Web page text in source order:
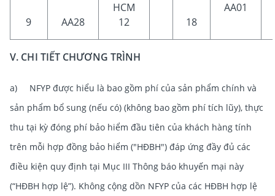
9 AA28
HCM
12
18
AA01
V. CHI TIẾT CHƯƠNG TRÌNH
a) NFYP được hiểu là bao gồm phí của sản phẩm chính và
sản phẩm bổ sung (nếu có) (không bao gồm phí tích lũy), thực
thu tại kỳ đóng phí bảo hiểm đầu tiên của khách hàng tính
trên mỗi hợp đồng bảo hiểm ("HĐBH") đáp ứng đầy đủ các
điều kiện quy định tại Mục III Thông báo khuyến mại này
(“HĐBH hợp lệ”). Không cộng dồn NFYP của các HĐBH hợp lệ